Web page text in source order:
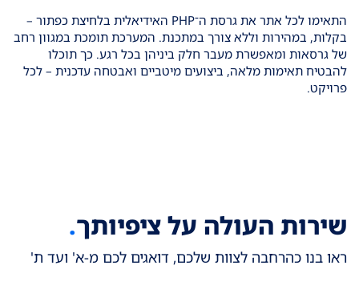
התאימו לכל אתר את גרסת ה־PHP האידיאלית בלחיצת כפתור –
בקלות, במהירות וללא צורך במתכנת. המערכת תומכת במגוון רחב
של גרסאות ומאפשרת מעבר חלק ביניהן בכל רגע. כך תוכלו
להבטיח תאימות מלאה, ביצועים מיטביים ואבטחה עדכנית – לכל
פרויקט.
שירות העולה על ציפיותך.
ראו בנו כהרחבה לצוות שלכם, דואגים לכם מ-א' ועד ת'